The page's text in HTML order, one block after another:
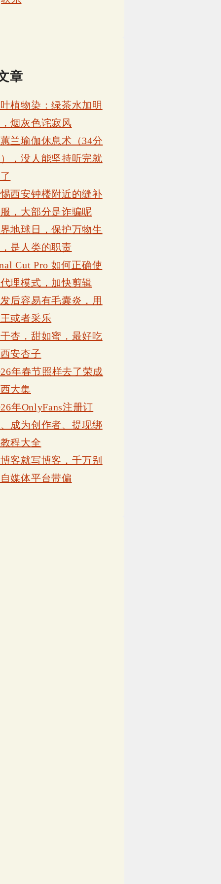
章
植物染：绿茶水加明
烟灰色诧寂风
兰瑜伽休息术（34分
，没人能坚持听完就
西安钟楼附近的缝补
，大部分是诈骗呢
地球日，保护万物生
是人类的职责
Cut Pro 如何正确使
理模式，加快剪辑
后容易有毛囊炎，用
或者采乐
杏，甜如蜜，最好吃
安杏子
年春节照样去了荣成
大集
年OnlyFans注册订
成为创作者、提现绑
程大全
客就写博客，千万别
媒体平台带偏